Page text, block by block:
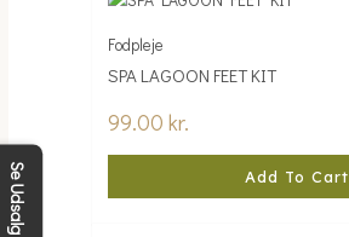
Fodpleje
SPA LAGOON FEET KIT
99.00kr.
Add To Cart
Se Udsalg